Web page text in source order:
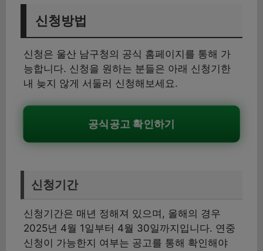
신청방법
신청은 울산 남구청의 공식 홈페이지를 통해 가
능합니다. 신청을 원하는 분들은 아래 신청기한
내 늦지 않게 서둘러 신청해보세요.
공식공고 확인하기
신청기간
신청기간은 매년 정해져 있으며, 올해의 경우
2025년 4월 1일부터 4월 30일까지입니다. 연중
신청이 가능한지 여부는 공고를 통해 확인해야